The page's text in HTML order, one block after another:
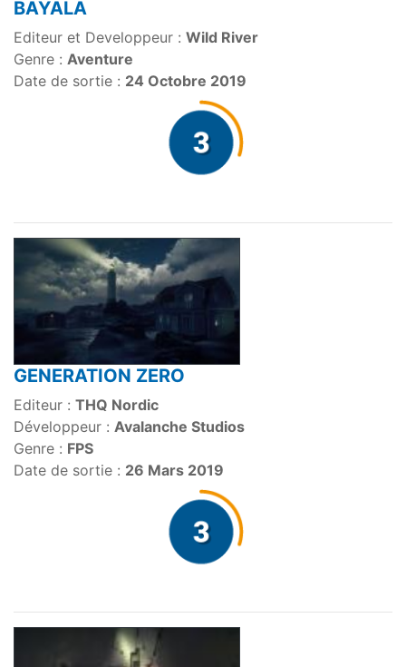
BAYALA
Editeur et Developpeur : Wild River
Genre : Aventure
Date de sortie : 24 Octobre 2019
GENERATION ZERO
Editeur : THQ Nordic
Développeur : Avalanche Studios
Genre : FPS
Date de sortie : 26 Mars 2019